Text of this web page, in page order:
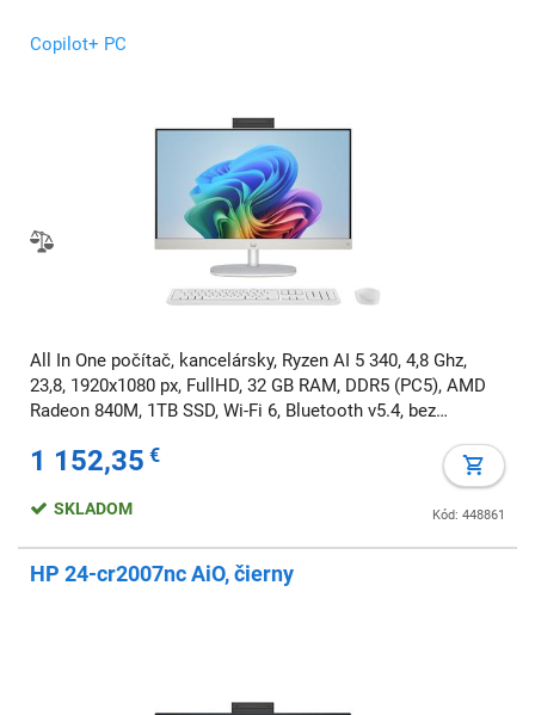
Copilot+ PC
All In One počítač, kancelársky, Ryzen AI 5 340, 4,8 Ghz,
23,8, 1920x1080 px, FullHD, 32 GB RAM, DDR5 (PC5), AMD
Radeon 840M, 1TB SSD, Wi-Fi 6, Bluetooth v5.4, bez
1 152,35 €
Kód: 448861
SKLADOM
HP 24-cr2007nc AiO, čierny